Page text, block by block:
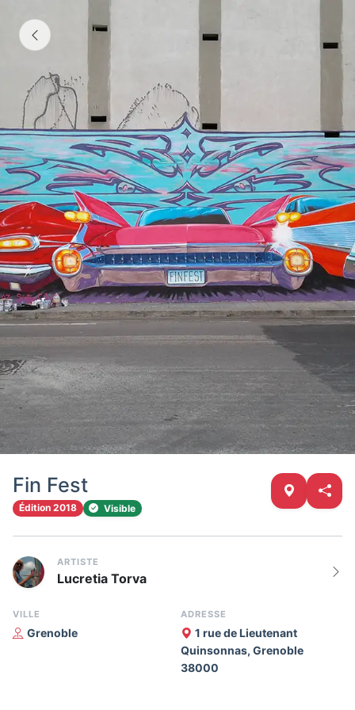
Fin Fest
Édition 2018 Visible
ARTISTE
Lucretia Torva
VILLE
Grenoble
ADRESSE
1 rue de Lieutenant
Quinsonnas, Grenoble
38000